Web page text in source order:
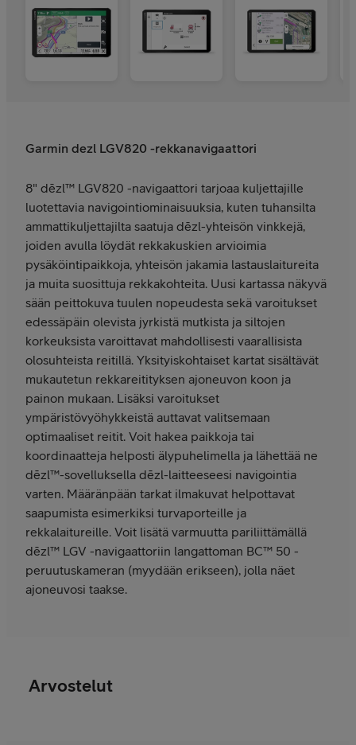
Garmin dezl LGV820 -rekkanavigaattori
8" dēzl™ LGV820 -navigaattori tarjoaa kuljettajille
luotettavia navigointiominaisuuksia, kuten tuhansilta
ammattikuljettajilta saatuja dēzl-yhteisön vinkkejä,
joiden avulla löydät rekkakuskien arvioimia
pysäköintipaikkoja, yhteisön jakamia lastauslaitureita
ja muita suosittuja rekkakohteita. Uusi kartassa näkyvä
sään peittokuva tuulen nopeudesta sekä varoitukset
edessäpäin olevista jyrkistä mutkista ja siltojen
korkeuksista varoittavat mahdollisesti vaarallisista
olosuhteista reitillä. Yksityiskohtaiset kartat sisältävät
mukautetun rekkareitityksen ajoneuvon koon ja
painon mukaan. Lisäksi varoitukset
ympäristövyöhykkeistä auttavat valitsemaan
optimaaliset reitit. Voit hakea paikkoja tai
koordinaatteja helposti älypuhelimella ja lähettää ne
dēzl™-sovelluksella dēzl-laitteeseesi navigointia
varten. Määränpään tarkat ilmakuvat helpottavat
saapumista esimerkiksi turvaporteille ja
rekkalaitureille. Voit lisätä varmuutta pariliittämällä
dēzl™ LGV -navigaattoriin langattoman BC™ 50 -
peruutuskameran (myydään erikseen), jolla näet
ajoneuvosi taakse.
Arvostelut